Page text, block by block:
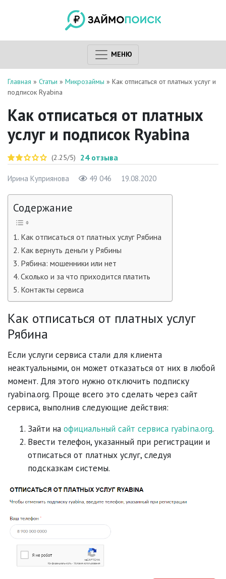
МЕНЮ
Главная » Статьи » Микрозаймы » Как отписаться от платных услуг и
подписок Ryabina
Как отписаться от платных
услуг и подписок Ryabina
(2.25/5) 24 отзыва
Ирина Куприянова 49 046 19.08.2020
Содержание
Как отписаться от платных услуг Рябина
Как вернуть деньги у Рябины
Рябина: мошенники или нет
Сколько и за что приходится платить
Контакты сервиса
Как отписаться от платных услуг
Рябина
Если услуги сервиса стали для клиента
неактуальными, он может отказаться от них в любой
момент. Для этого нужно отключить подписку
ryabina.org. Проще всего это сделать через сайт
сервиса, выполнив следующие действия:
Зайти на официальный сайт сервиса ryabina.org.
Ввести телефон, указанный при регистрации и
отписаться от платных услуг, следуя
подсказкам системы.